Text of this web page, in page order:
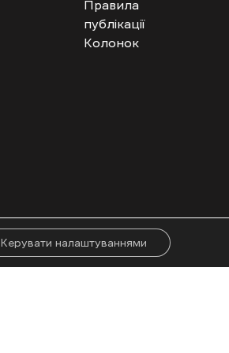
Правила
публікації
Колонок
цифрових платформ дозволено за
Керувати налаштуваннями